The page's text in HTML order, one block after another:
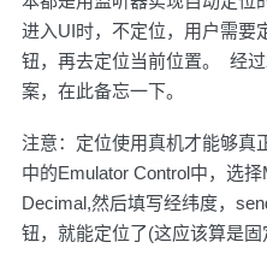
进入UI时，不定位，用户需要
钮，再去定位当前位置。 经
案，在此备忘一下。
注意：定位使用真机才能够真
中的Emulator Control中，选
Decimal,然后填写经纬度，
钮，就能定位了(这应该算是固